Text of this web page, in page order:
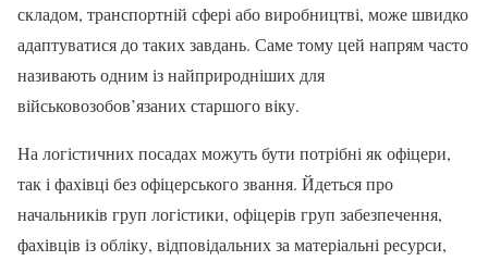
складом, транспортній сфері або виробництві, може швидко
адаптуватися до таких завдань. Саме тому цей напрям часто
називають одним із найприродніших для
військовозобов’язаних старшого віку.
На логістичних посадах можуть бути потрібні як офіцери,
так і фахівці без офіцерського звання. Йдеться про
начальників груп логістики, офіцерів груп забезпечення,
фахівців із обліку, відповідальних за матеріальні ресурси,